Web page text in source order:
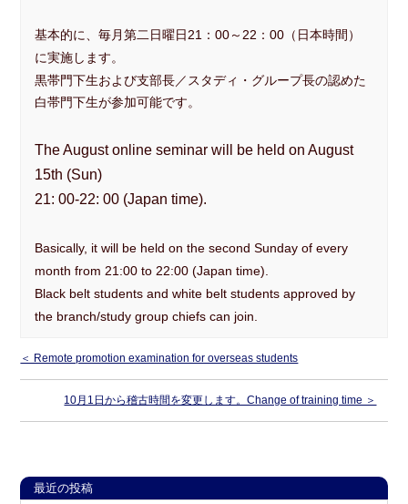
Instagram
YouTube
Facebook 大東流敎伝動画
明鏡止水
正伝・大東流合気柔術大全 Video Gallery
礼法と所作
▼ 本部道場
見学随時受付中 入会案内
▼ 一刀流剣術
お問合せ
基本的に、毎月第二日曜日21：00～22：00（日本時間）
に実施します。
黒帯門下生および支部長／スタディ・グループ長の認めた
白帯門下生が参加可能です。
The August online seminar will be held on August
15th (Sun)
21: 00-22: 00 (Japan time).
Basically, it will be held on the second Sunday of every
month from 21:00 to 22:00 (Japan time).
Black belt students and white belt students approved by
the branch/study group chiefs can join.
＜ Remote promotion examination for overseas students
10月1日から稽古時間を変更します。Change of training time ＞
最近の投稿